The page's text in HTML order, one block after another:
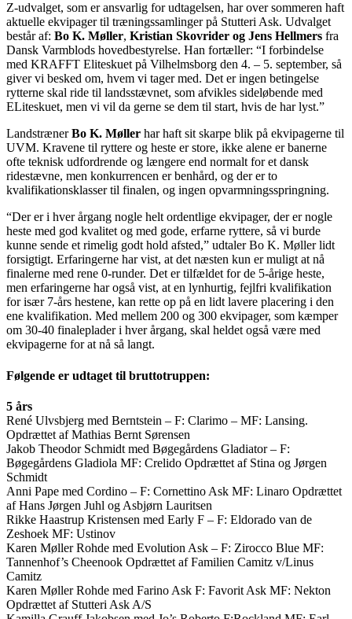
Z-udvalget, som er ansvarlig for udtagelsen, har over sommeren haft
aktuelle ekvipager til træningssamlinger på Stutteri Ask. Udvalget
består af: Bo K. Møller, Kristian Skovrider og Jens Hellmers fra
Dansk Varmblods hovedbestyrelse. Han fortæller: “I forbindelse
med KRAFFT Eliteskuet på Vilhelmsborg den 4. – 5. september, så
giver vi besked om, hvem vi tager med. Det er ingen betingelse
rytterne skal ride til landsstævnet, som afvikles sideløbende med
ELiteskuet, men vi vil da gerne se dem til start, hvis de har lyst.”
LandstrænerBo K. Møller har haft sit skarpe blik på ekvipagerne til
UVM. Kravene til ryttere og heste er store, ikke alene er banerne
ofte teknisk udfordrende og længere end normalt for et dansk
ridestævne, men konkurrencen er benhård, og der er to
kvalifikationsklasser til finalen, og ingen opvarmningsspringning.
“Der er i hver årgang nogle helt ordentlige ekvipager, der er nogle
heste med god kvalitet og med gode, erfarne ryttere, så vi burde
kunne sende et rimelig godt hold afsted,” udtaler Bo K. Møller lidt
forsigtigt. Erfaringerne har vist, at det næsten kun er muligt at nå
finalerne med rene 0-runder. Det er tilfældet for de 5-årige heste,
men erfaringerne har også vist, at en lynhurtig, fejlfri kvalifikation
for især 7-års hestene, kan rette op på en lidt lavere placering i den
ene kvalifikation. Med mellem 200 og 300 ekvipager, som kæmper
om 30-40 finaleplader i hver årgang, skal heldet også være med
ekvipagerne for at nå så langt.
Følgende er udtaget til bruttotruppen:
5 års
René Ulvsbjerg med Berntstein – F: Clarimo – MF: Lansing.
Opdrættet af Mathias Bernt Sørensen
Jakob Theodor Schmidt med Bøgegårdens Gladiator – F:
Bøgegårdens Gladiola MF: Crelido Opdrættet af Stina og Jørgen
Schmidt
Anni Pape med Cordino – F: Cornettino Ask MF: Linaro Opdrættet
af Hans Jørgen Juhl og Asbjørn Lauritsen
Rikke Haastrup Kristensen med Early F – F: Eldorado van de
Zeshoek MF: Ustinov
Karen Møller Rohde med Evolution Ask – F: Zirocco Blue MF:
Tannenhof’s Cheenook Opdrættet af Familien Camitz v/Linus
Camitz
Karen Møller Rohde med Farino Ask F: Favorit Ask MF: Nekton
Opdrættet af Stutteri Ask A/S